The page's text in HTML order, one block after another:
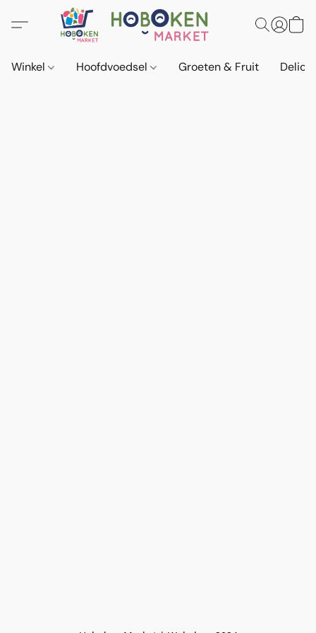
Winkel Hoofdvoedsel Groeten & Fruit